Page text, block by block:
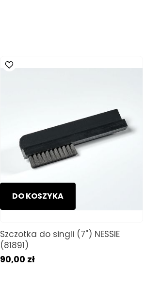
DO KOSZYKA
Szczotka do singli (7'') NESSIE
(81891)
90,00 zł